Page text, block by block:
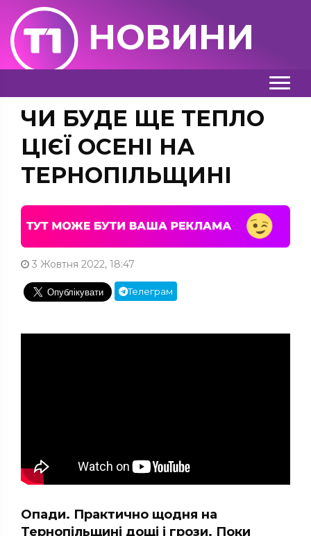
НОВИНИ
ЧИ БУДЕ ЩЕ ТЕПЛО
ЦІЄЇ ОСЕНІ НА
ТЕРНОПІЛЬЩИНІ
3 Жовтня 2022, 18:47
Телеграм
Опади. Практично щодня на
Тернопільщині дощі і грози. Поки